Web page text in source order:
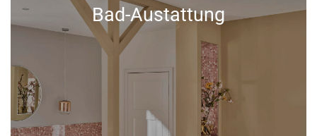
Bad-Austattung